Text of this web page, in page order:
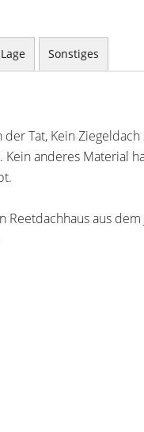
Lage Sonstiges
Tat, Kein
anderes Material
aus